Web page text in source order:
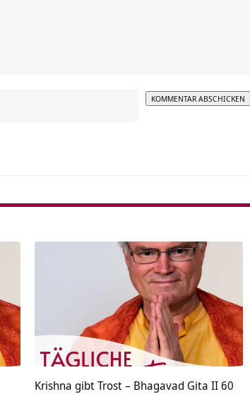
Krishna gibt Trost – Bhagavad Gita II 60